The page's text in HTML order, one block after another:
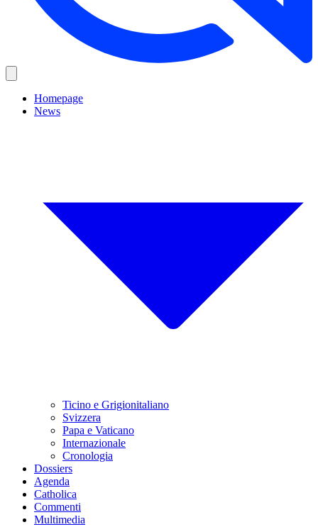
Homepage
News
Ticino e Grigionitaliano
Svizzera
Papa e Vaticano
Internazionale
Cronologia
Dossiers
Agenda
Catholica
Commenti
Multimedia